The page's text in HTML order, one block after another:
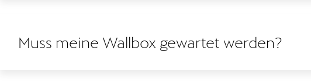
Muss meine Wallbox gewartet werden?